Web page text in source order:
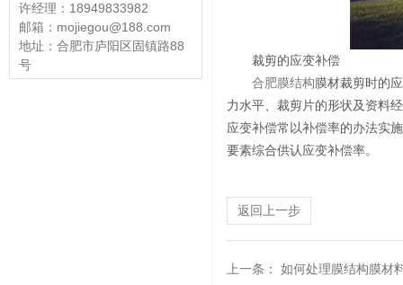
许经理：18949833982
邮箱：mojiegou@188.com
地址：合肥市庐阳区固镇路88
号
裁剪的应变补偿
合肥膜结构膜材裁剪时的
力水平、裁剪片的形状及资料
应变补偿常以补偿率的办法实
要素综合供认应变补偿率。
返回上一步
上一条： 如何处理膜结构膜材